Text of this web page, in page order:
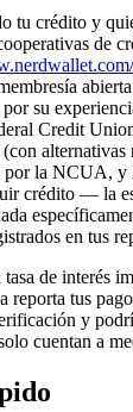
tu crédito y
de
su
Credit
por la NCUA, y
crédito — la
en tus
de interés
reporta tus
y
cuentan a